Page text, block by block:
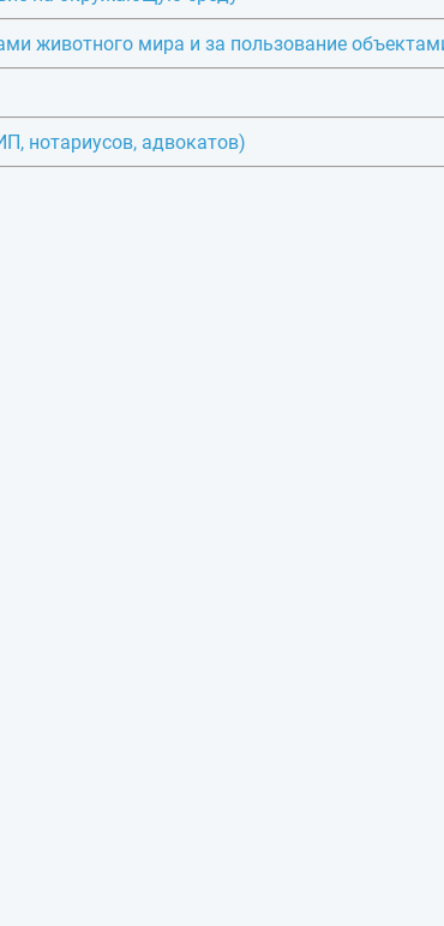
животного мира и за пользование
нотариусов, адвокатов)